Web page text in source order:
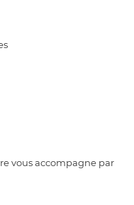
vous accompagne par